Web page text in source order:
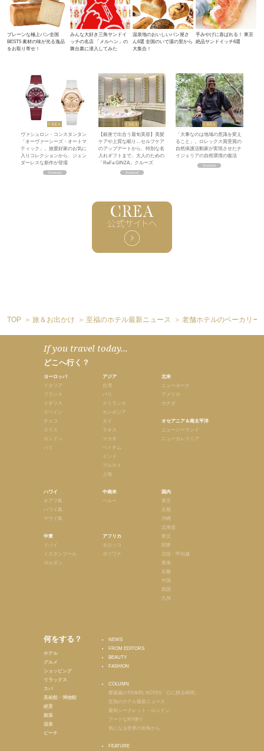
プレーンな極上パン全国
BEST5 素材の味が光る逸品
をお取り寄せ！
みんな大好き三角サンドイ
ッチの名店 「メルヘン」の
舞台裏に潜入してみた
温泉地のおいしいパン屋さ
ん6選 全国のいで湯の里から
大集合！
手みやげに喜ばれる！ 東京
絶品サンドイッチ6選
ヴァシュロン・コンスタンタン
「オーヴァーシーズ・オートマ
ティック」。旅愛好家のお気に
入りコレクションから、ジェン
ダーレスな新作が登場
【銀座で出合う最旬美容】美髪
ケアや上質な眠り…セルフケア
のアップデートから、特別な名
入れギフトまで。大人のための
「ReFa GINZA」クルーズ
「大事なのは地域の意識を変え
ること」。ロレックス賞受賞の
自然保護活動家が実現させたナ
イジェリアの自然環境の復活
TOP 旅＆お出かけ 至福のホテル最新ニュース 老舗ホテルのベーカリー
If you travel today...
どこへ行く？
ヨーロッパ
イタリア
フランス
イギリス
スペイン
チェコ
スイス
ロンドン
パリ
ハワイ
オアフ島
ハワイ島
マウイ島
中東
ドバイ
イスタンブール
ヨルダン
アジア
台湾
バリ
スリランカ
カンボジア
タイ
ラオス
マカオ
ベトナム
インド
ブルネイ
上海
中南米
ペルー
アフリカ
モロッコ
ボツワナ
北米
ニューヨーク
アメリカ
カナダ
オセアニア＆南太平洋
ニュージーランド
ニューカレドニア
国内
東京
京都
沖縄
北海道
東北
関東
北陸・甲信越
東海
近畿
中国
四国
九州
何をする？
ホテル
グルメ
ショッピング
リラックス
スパ
美術館・博物館
絶景
散策
温泉
ビーチ
NEWS
FROM EDITORS
BEAUTY
FASHION
COLUMN
齋藤薫のTRAVEL NOTES「心に残る時間」
至福のホテル最新ニュース
最旬シークレット・ロンドン
アートなNY便り
気になる世界の街角から
FEATURE